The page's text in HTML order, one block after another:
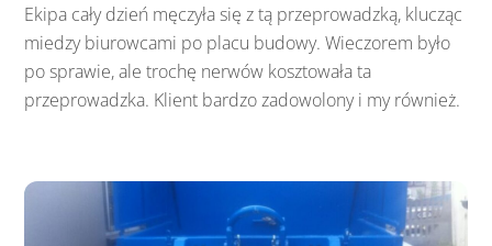
Ekipa cały dzień męczyła się z tą przeprowadzką, klucząc
miedzy biurowcami po placu budowy. Wieczorem było
po sprawie, ale trochę nerwów kosztowała ta
przeprowadzka. Klient bardzo zadowolony i my również.